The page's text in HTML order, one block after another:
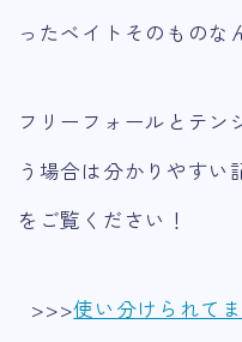
ったベイトそのものな
フリーフォールとテン
う場合は分かりやすい
をご覧ください！
>>>使い分けられて